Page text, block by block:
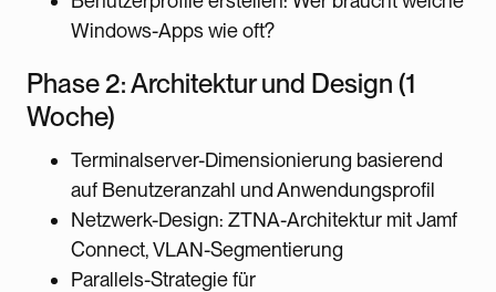
Windows-Apps wie oft?
Phase 2: Architektur und Design (1
Woche)
Terminalserver-Dimensionierung basierend
auf Benutzeranzahl und Anwendungsprofil
Netzwerk-Design: ZTNA-Architektur mit Jamf
Connect, VLAN-Segmentierung
Parallels-Strategie für